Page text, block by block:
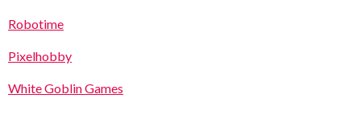
Robotime
Pixelhobby
White Goblin Games